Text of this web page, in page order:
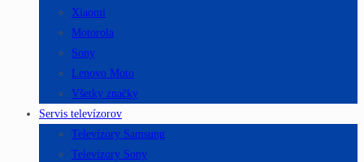
Xiaomi
Motorola
Sony
Lenovo Moto
Všetky značky
Servis televízorov
Televízory Samsung
Televízory Sony